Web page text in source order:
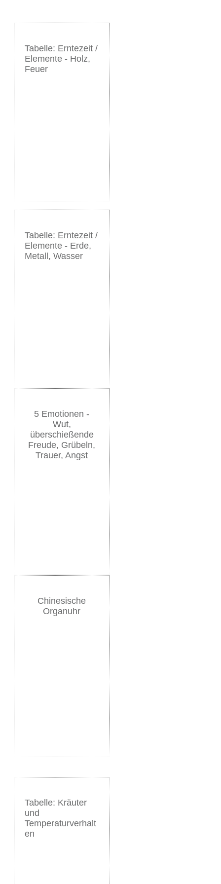
Tabelle: Erntezeit /
Elemente - Holz,
Feuer
Tabelle: Erntezeit /
Elemente - Erde,
Metall, Wasser
5 Emotionen -
Wut,
überschießende
Freude, Grübeln,
Trauer, Angst
Chinesische
Organuhr
Tabelle: Kräuter
und
Temperaturverhalt
en